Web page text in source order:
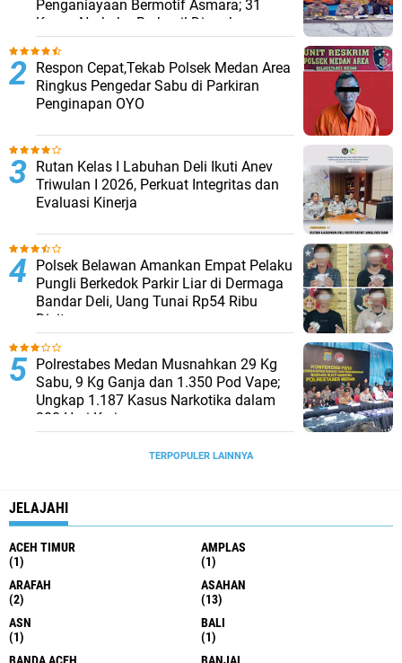
Penganiayaan Bermotif Asmara; 31
Kasus Narkoba Berhasil Diungkap
Respon Cepat,Tekab Polsek Medan Area
Ringkus Pengedar Sabu di Parkiran
Penginapan OYO
Rutan Kelas I Labuhan Deli Ikuti Anev
Triwulan I 2026, Perkuat Integritas dan
Evaluasi Kinerja
Polsek Belawan Amankan Empat Pelaku
Pungli Berkedok Parkir Liar di Dermaga
Bandar Deli, Uang Tunai Rp54 Ribu
Disita
Polrestabes Medan Musnahkan 29 Kg
Sabu, 9 Kg Ganja dan 1.350 Pod Vape;
Ungkap 1.187 Kasus Narkotika dalam
300 Hari Kerja
TERPOPULER LAINNYA
JELAJAHI
ACEH TIMUR
(1)
AMPLAS
(1)
ARAFAH
(2)
ASAHAN
(13)
ASN
(1)
BALI
(1)
BANDA ACEH
BANJAI